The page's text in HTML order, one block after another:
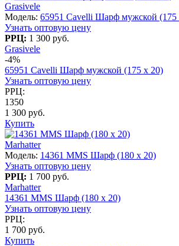
Grasivele
Модель: 65951 Cavelli Шарф мужской (175
Узнать оптовую цену
РРЦ: 1 300 руб.
Grasivele
-4%
65951 Cavelli Шарф мужской (175 х 20)
Узнать оптовую цену
РРЦ:
1350
1 300 руб.
Купить
Marhatter
Модель: 14361 MMS Шарф (180 x 20)
Узнать оптовую цену
РРЦ: 1 700 руб.
Marhatter
14361 MMS Шарф (180 x 20)
Узнать оптовую цену
РРЦ:
1 700 руб.
Купить